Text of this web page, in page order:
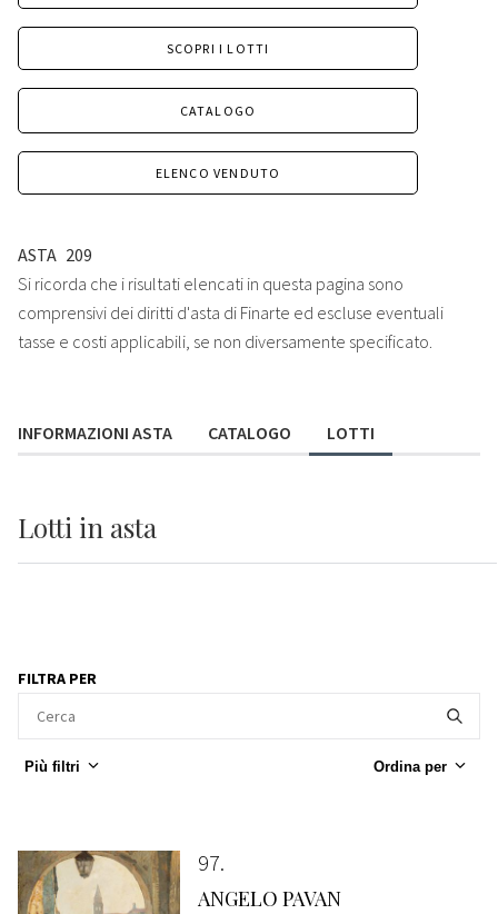
SCOPRI I LOTTI
CATALOGO
ELENCO VENDUTO
ASTA 209
Si ricorda che i risultati elencati in questa pagina sono
comprensivi dei diritti d'asta di Finarte ed escluse eventuali
tasse e costi applicabili, se non diversamente specificato.
INFORMAZIONI ASTA CATALOGO LOTTI
Lotti in asta
FILTRA PER
Più filtri Ordina per
97
ANGELO PAVAN